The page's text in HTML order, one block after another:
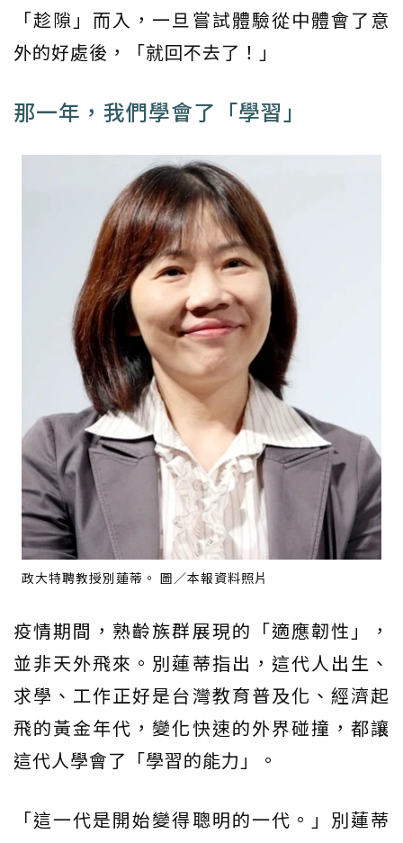
「趁隙」而入，一旦嘗試體驗從中體會了意
外的好處後，「就回不去了！」
那一年，我們學會了「學習」
政大特聘教授別蓮蒂。 圖／本報資料照片
疫情期間，熟齡族群展現的「適應韌性」，
並非天外飛來。別蓮蒂指出，這代人出生、
求學、工作正好是台灣教育普及化、經濟起
飛的黃金年代，變化快速的外界碰撞，都讓
這代人學會了「學習的能力」。
「這一代是開始變得聰明的一代。」別蓮蒂